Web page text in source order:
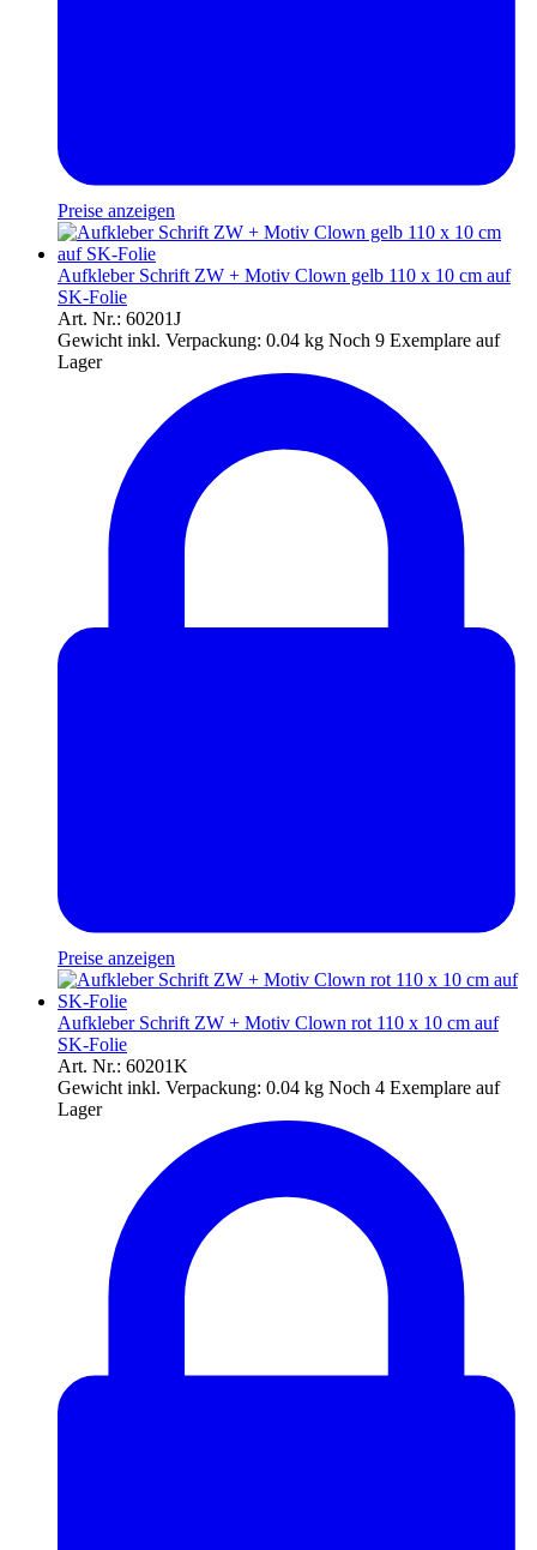
Preise anzeigen
Aufkleber Schrift ZW + Motiv Clown gelb 110 x 10 cm auf
SK-Folie
Art. Nr.: 60201J
Gewicht inkl. Verpackung: 0.04 kg Noch 9 Exemplare auf
Lager
Preise anzeigen
Aufkleber Schrift ZW + Motiv Clown rot 110 x 10 cm auf
SK-Folie
Art. Nr.: 60201K
Gewicht inkl. Verpackung: 0.04 kg Noch 4 Exemplare auf
Lager